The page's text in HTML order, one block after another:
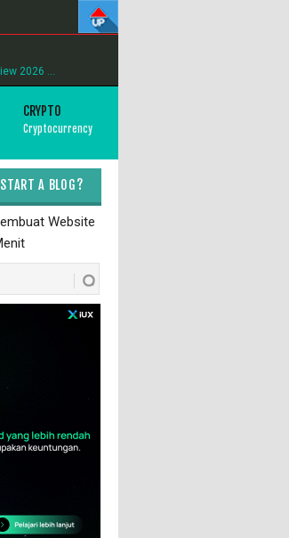
2026 ...
CRYPTO
Cryptocurrency
A BLOG?
Website